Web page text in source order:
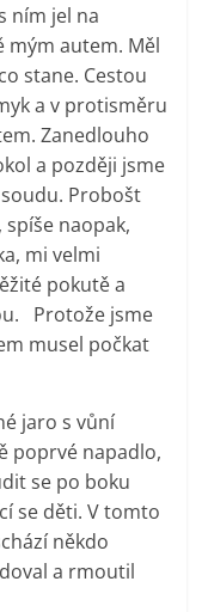
ním jel na
mým autem. Měl
stane. Cestou
a v protisměru
Zanedlouho
a později jsme
Probošt
naopak,
mi velmi
pokutě a
Protože jsme
musel počkat
jaro s vůní
poprvé napadlo,
se po boku
se děti. V tomto
někdo
a rmoutil